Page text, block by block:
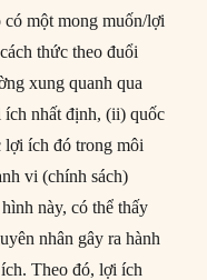
một mong muốn/lợi
thức theo đuổi
xung quanh qua
ích nhất định, (ii) quốc
lợi ích đó trong môi
vi (chính sách)
này, có thể thấy
nhân gây ra hành
Theo đó, lợi ích